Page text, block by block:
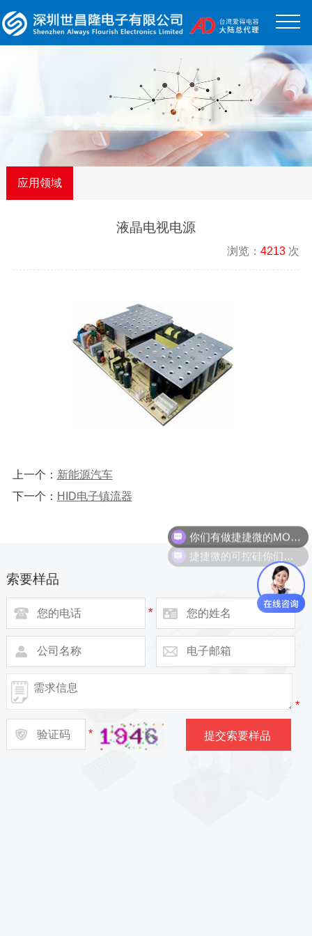
应用领域
液晶电视电源
浏览：4213 次
上一个： 新能源汽车
下一个： HID电子镇流器
索要样品
*
*
*
你们有做捷捷微的MOS管吗？
捷捷微的可控硅你们代理吗？